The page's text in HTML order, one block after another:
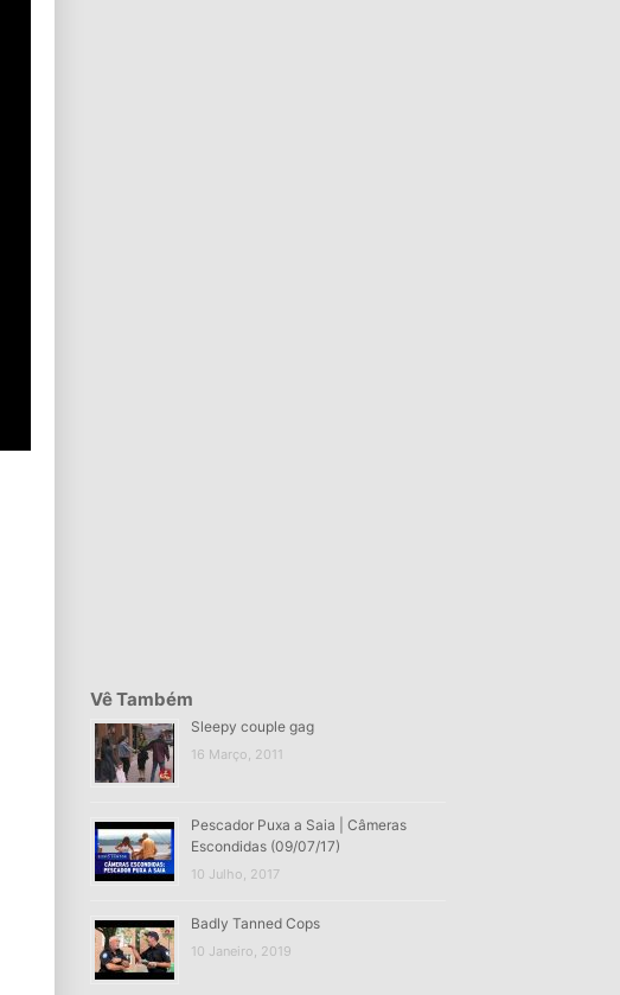
Vê Também
Sleepy couple gag
16 Março, 2011
Pescador Puxa a Saia | Câmeras
Escondidas (09/07/17)
10 Julho, 2017
Badly Tanned Cops
10 Janeiro, 2019